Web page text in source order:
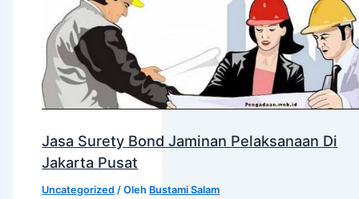
Jasa Surety Bond Jaminan Pelaksanaan Di
Jakarta Pusat
Uncategorized / Oleh Bustami Salam